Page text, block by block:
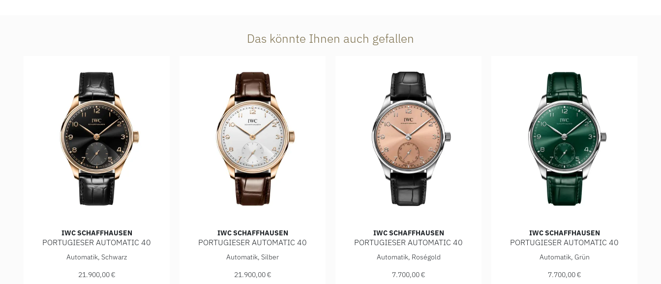
Das könnte Ihnen auch gefallen
IWC SCHAFFHAUSEN
PORTUGIESER AUTOMATIC 40
IWC Schaffhausen PORTUGIESER AUTOMATIC 40, Ref: IW358401, Preis: 21.900,00 €
Automatik, Schwarz
21.900,00 €
IWC SCHAFFHAUSEN
PORTUGIESER AUTOMATIC 40
IWC Schaffhausen PORTUGIESER AUTOMATIC 40, Ref: IW358404, Preis: 21.900,00 €
Automatik, Silber
21.900,00 €
IWC SCHAFFHAUSEN
PORTUGIESER AUTOMATIC 40
IWC Schaffhausen PORTUGIESER AUTOMATIC 40, Ref: IW358313, Preis: 7.700,00 €
Automatik, Roségold
7.700,00 €
IWC SCHAFFHAUSEN
PORTUGIESER AUTOMATIC 40
IWC Schaffhausen PORTUGIESER
Automatik, Grün
7.700,00 €